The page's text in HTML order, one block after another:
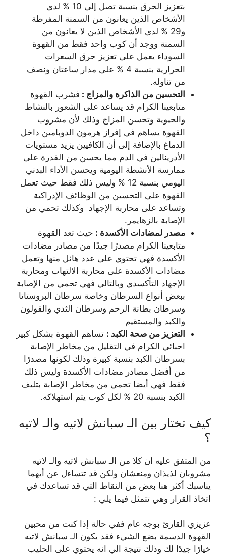
بتعزيز الحرق بنسبة تصل إلى 10 % لدى
الأشخاص الذين يعانون من السمنة المفرطة
و29 % لدى الأشخاص الذين لا يعانون من
السمنة ووجد أن كوب واحد فقط من القهوة
السوداء يعمل على تعزيز حرق السعرات
الحرارية بنسبة 4 % على مدار ساعتان ونصف
من تناوله.
التحسين من الذاكرة والمزاج : فشرب القهوة
متابعينا الكرام قد يساعد على الشعور بالنشاط
والحيوية وتحسن المزاج وذلك لأن مشروب
القهوة يساهم في إفراز هرمون الدوبامين داخل
الدماغ بالإضافة إلى أن الكافيين يزيد مستويات
الأدرينالين في الدم مما يحسن من القدرة على
ممارسة الأنشطة اليومية ويحسن الأداء البدني
اليومي بنسبة 12 % وليس ذلك فقط حيث تعمل
القهوة على التحسين من الوظائف الإدراكية
وتساعد على محاربة الإجهاد وكذلك تحمي من
الإصابة بالزهايمر.
مصدر لمضادات الأكسدة : حيث تعد القهوة
متابعينا الكرام مصدرًا جيدًا من مصادر مضادات
الأكسدة فهي تحتوي على عدد هائل منها وتعمل
مضادات الأكسدة على محاربة الالتهاب ومحاربة
الإجهاد التأكسدي وبالتالي فهي تحمي من الإصابة
ببعض أنواع السرطان وخاصة سرطان البروستاتا
وسرطان بطانة الرحم وسرطان الثدي والقولون
والكبد والمستقيم
التعزيز من صحة الكبد : تساهم القهوة بشكل كبير
احبائي الكرام في التقليل من مخاطر الإصابة
بسرطان الكبد بنسبة كبيرة وذلك لكونها مصدرًا
من أفضل مصادر مضادات الأكسدة وليس ذلك
فقط فهي أيضا تحمي من مخاطر الإصابة بتليف
الكبد بنسبة 20 % لكل كوب يتم استهلاكه.
كيف تختار بين الـ سبانش لاتيه والـ لاتيه
؟
من المتفق عليه ان كلا من الـ سبانش لاتيه والـ لاتيه
مشروبان لذيذان ومنعشان ولكن قد تتساءل عن أيهما
يناسبك أكثر هنا بعض من النقاط التي قد تساعدك في
اتخاذ القرار وهي تتمثل فيما يلي :
عزيزي القارئ بوجه عام ففي حالة إذا كنت من محبين
القهوة الدسمة بضع الشيء فقد يكون الـ سبانش لاتيه
خيارًا جيدًا لك وذلك نتيجة الي انه يحتوي على الحليب